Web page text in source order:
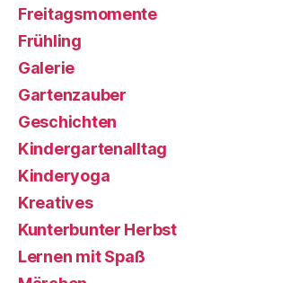
Freitagsmomente
Frühling
Galerie
Gartenzauber
Geschichten
Kindergartenalltag
Kinderyoga
Kreatives
Kunterbunter Herbst
Lernen mit Spaß